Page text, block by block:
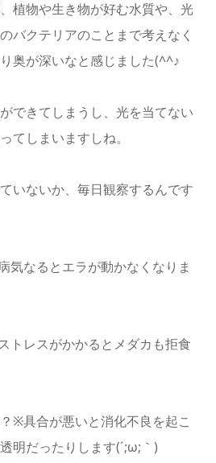
植物や生き物が好む水質や、光
バクテリアのことまで考えなく
奥が深いなと感じました(^^♪
できてしまうし、光を当てない
てしまいますしね。
いないか、毎日観察するんです
気なるとエラが動かなくなりま
トレスがかかるとメダカも拒食
※具合が悪いと消化不良を起こ
明だったりします(´;ω;｀)